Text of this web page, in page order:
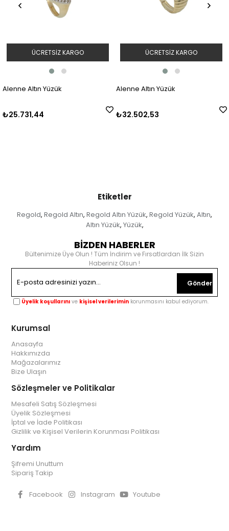
Alenne Altın Yüzük
₺32.502,53
ÜCRETSIZ KARGO
Alenne Altın Yüzük
₺28.100,87
ÜCRETSIZ KARGO
Etiketler
Regold, Regold Altın, Regold Altın Yüzük, Regold Yüzük, Altın,
Altın Yüzük, Yüzük,
BİZDEN HABERLER
Bültenimize Üye Olun ! Tüm İndirim ve Fırsatlardan İlk Sizin
Haberiniz Olsun !
Gönder
Üyelik koşullarını ve kişisel verilerimin korunmasını kabul ediyorum.
Kurumsal
Anasayfa
Hakkımızda
Mağazalarımız
Bize Ulaşın
Sözleşmeler ve Politikalar
Mesafeli Satış Sözleşmesi
Üyelik Sözleşmesi
İptal ve İade Politikası
Gizlilik ve Kişisel Verilerin Korunması Politikası
Yardım
Şifremi Unuttum
Sipariş Takip
Facebook Instagram Youtube